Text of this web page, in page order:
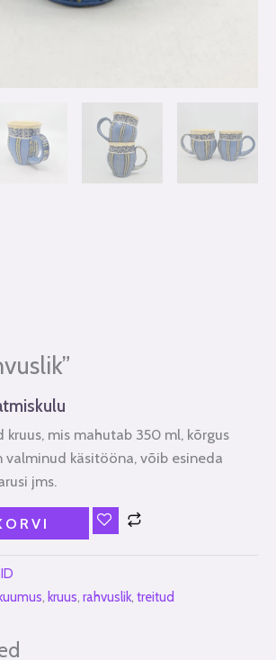
mis mahutab 350 ml, kõrgus
valminud käsitööna, võib esineda
jms.
, kruus, rahvuslik, treitud